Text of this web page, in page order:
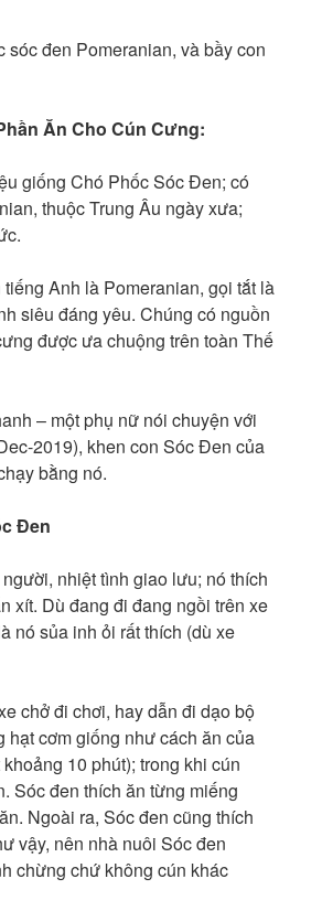
đen Pomeranian, và bầy con
Ăn Cho Cún Cưng:
giống Chó Phốc Sóc Đen; có
thuộc Trung Âu ngày xưa;
Anh là Pomeranian, gọi tắt là
siêu đáng yêu. Chúng có nguồn
được ưa chuộng trên toàn Thế
– một phụ nữ nói chuyện với
2019), khen con Sóc Đen của
bằng nó.
Đen
nhiệt tình giao lưu; nó thích
xít. Dù đang đi đang ngồi trên xe
nó sủa inh ỏi rất thích (dù xe
chở đi chơi, hay dẫn đi dạo bộ
hạt cơm giống như cách ăn của
10 phút); trong khi cún
Sóc đen thích ăn từng miếng
Ngoài ra, Sóc đen cũng thích
vậy, nên nhà nuôi Sóc đen
chừng chứ không cún khác